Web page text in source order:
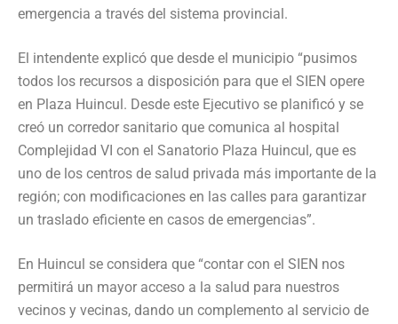
emergencia a través del sistema provincial.
El intendente explicó que desde el municipio “pusimos
todos los recursos a disposición para que el SIEN opere
en Plaza Huincul. Desde este Ejecutivo se planificó y se
creó un corredor sanitario que comunica al hospital
Complejidad VI con el Sanatorio Plaza Huincul, que es
uno de los centros de salud privada más importante de la
región; con modificaciones en las calles para garantizar
un traslado eficiente en casos de emergencias”.
En Huincul se considera que “contar con el SIEN nos
permitirá un mayor acceso a la salud para nuestros
vecinos y vecinas, dando un complemento al servicio de